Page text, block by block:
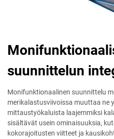
suunnittelun
Monifunktionaalinen suunnittelu
merikalastusviivoissa muuttaa ne
mittaustyökaluista laajemmiksi
sisältävät usein ominaisuuksia,
kokorajoitusten viitteet ja